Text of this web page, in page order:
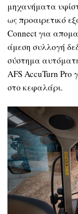
μηχανήματα
ως προαιρετικό
Connect για
άμεση συλλογή
σύστημα
AFS AccuTurn Pro
στο κεφαλάρι.